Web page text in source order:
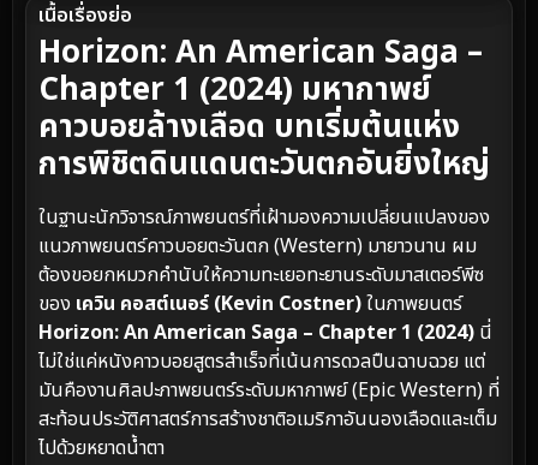
เนื้อเรื่องย่อ
Horizon: An American Saga –
Chapter 1 (2024) มหากาพย์
คาวบอยล้างเลือด บทเริ่มต้นแห่ง
การพิชิตดินแดนตะวันตกอันยิ่งใหญ่
ในฐานะนักวิจารณ์ภาพยนตร์ที่เฝ้ามองความเปลี่ยนแปลงของ
แนวภาพยนตร์คาวบอยตะวันตก (Western) มายาวนาน ผม
ต้องขอยกหมวกคำนับให้ความทะเยอทะยานระดับมาสเตอร์พีซ
ของ เควิน คอสต์เนอร์ (Kevin Costner)ในภาพยนตร์
Horizon: An American Saga – Chapter 1 (2024) นี่
ไม่ใช่แค่หนังคาวบอยสูตรสำเร็จที่เน้นการดวลปืนฉาบฉวย แต่
มันคืองานศิลปะภาพยนตร์ระดับมหากาพย์ (Epic Western) ที่
สะท้อนประวัติศาสตร์การสร้างชาติอเมริกาอันนองเลือดและเต็ม
ไปด้วยหยาดน้ำตา